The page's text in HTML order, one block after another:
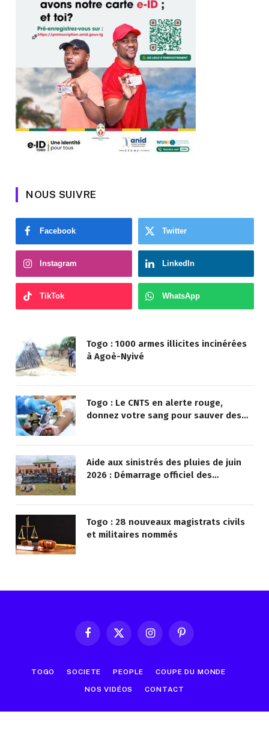
NOUS SUIVRE
Facebook Twitter
Instagram LinkedIn
TikTok WhatsApp
Togo : 1000 armes illicites incinérées
à Agoè-Nyivé
Togo : Le CNTS en alerte rouge,
donnez votre sang pour sauver des
Aide aux sinistrés des pluies de juin
2026 : Démarrage officiel des
Togo : 28 nouveaux magistrats civils
et militaires nommés
FacebookX
InstagramPinterest
TOGO SOCIETE PEOPLE COUPE DU MONDE
NOS VIDÉOS CONTACT